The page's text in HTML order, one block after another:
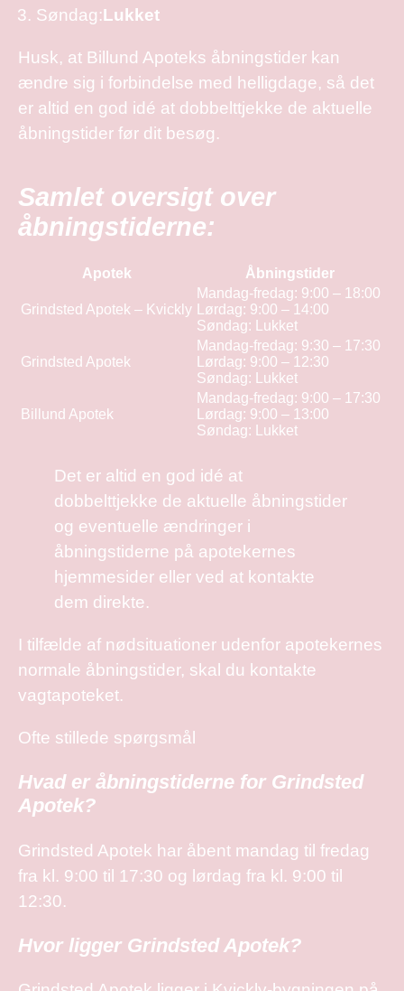
Søndag:Lukket
Husk, at Billund Apoteks åbningstider kan
ændre sig i forbindelse med helligdage, så det
er altid en god idé at dobbelttjekke de aktuelle
åbningstider før dit besøg.
Samlet oversigt over
åbningstiderne:
Apotek Åbningstider
Grindsted Apotek – Kvickly
Mandag-fredag: 9:00 – 18:00
Lørdag: 9:00 – 14:00
Søndag: Lukket
Grindsted Apotek
Mandag-fredag: 9:30 – 17:30
Lørdag: 9:00 – 12:30
Søndag: Lukket
Billund Apotek
Mandag-fredag: 9:00 – 17:30
Lørdag: 9:00 – 13:00
Søndag: Lukket
Det er altid en god idé at
dobbelttjekke de aktuelle åbningstider
og eventuelle ændringer i
åbningstiderne på apotekernes
hjemmesider eller ved at kontakte
dem direkte.
I tilfælde af nødsituationer udenfor apotekernes
normale åbningstider, skal du kontakte
vagtapoteket.
Ofte stillede spørgsmål
Hvad er åbningstiderne for Grindsted
Apotek?
Grindsted Apotek har åbent mandag til fredag
fra kl. 9:00 til 17:30 og lørdag fra kl. 9:00 til
12:30.
Hvor ligger Grindsted Apotek?